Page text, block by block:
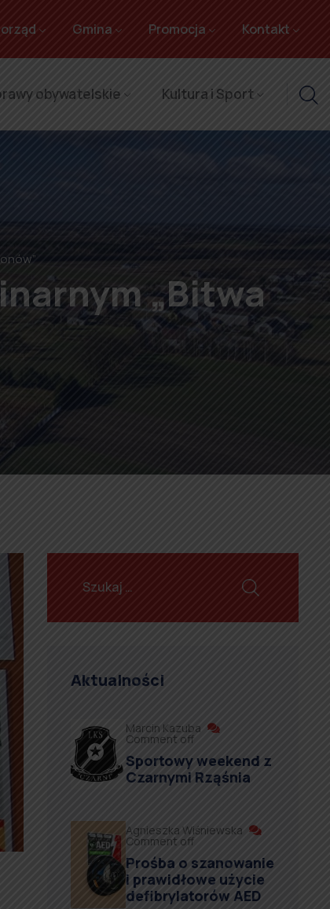
Gmina Promocja Kontakt
obywatelskie Kultura i Sport
„Bitwa
Aktualności
Marcin Kazuba
Comment off
Sportowy weekend z
Czarnymi Rząśnia
Agnieszka Wiśniewska
Comment off
Prośba o szanowanie
i prawidłowe użycie
defibrylatorów AED